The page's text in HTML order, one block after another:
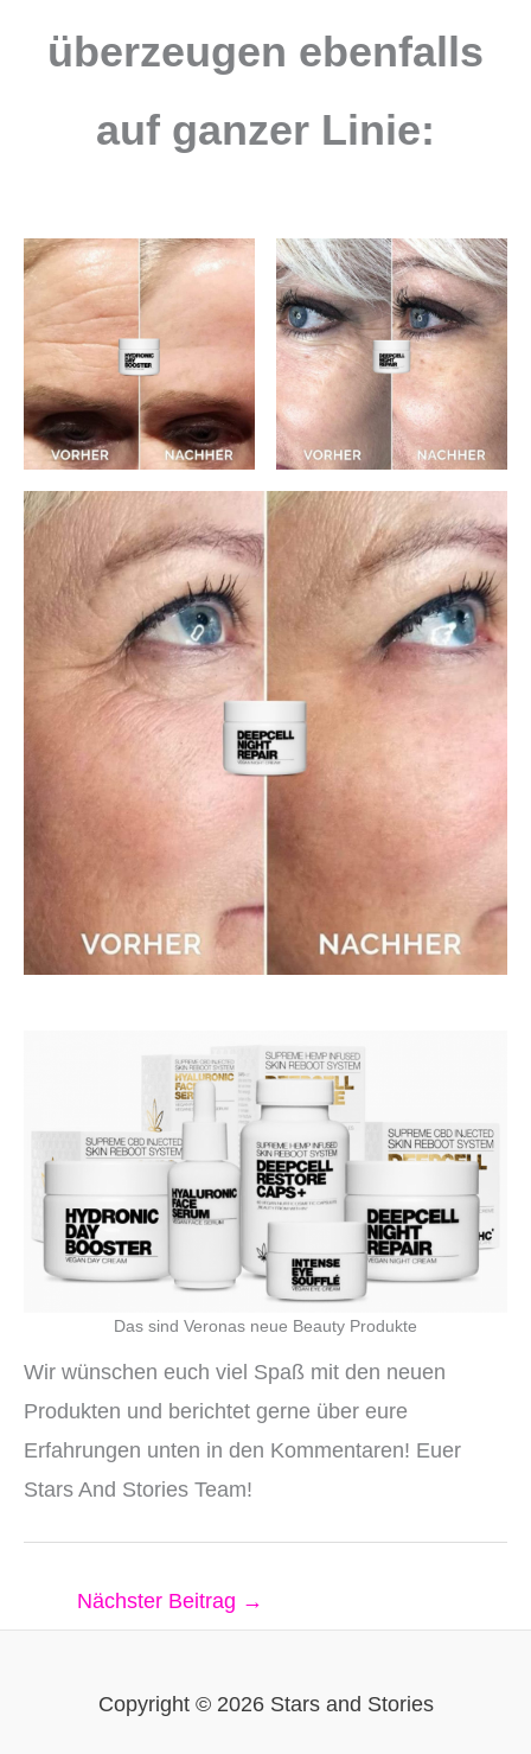
überzeugen ebenfalls
auf ganzer Linie:
Das sind Veronas neue Beauty Produkte
Wir wünschen euch viel Spaß mit den neuen
Produkten und berichtet gerne über eure
Erfahrungen unten in den Kommentaren! Euer
Stars And Stories Team!
Nächster Beitrag →
Copyright © 2026 Stars and Stories